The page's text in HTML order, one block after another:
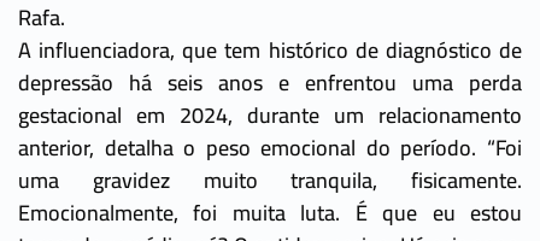
Rafa.
A influenciadora, que tem histórico de diagnóstico de
depressão há seis anos e enfrentou uma perda
gestacional em 2024, durante um relacionamento
anterior, detalha o peso emocional do período. “Foi
uma gravidez muito tranquila, fisicamente.
Emocionalmente, foi muita luta. É que eu estou